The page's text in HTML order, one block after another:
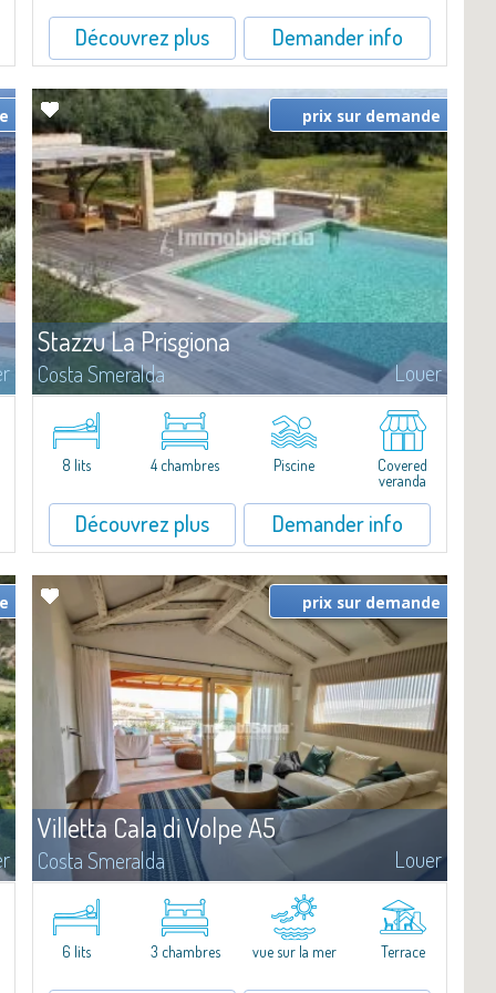
Découvrez plus Demander info
Stazzu La Prisgiona
Costa Smeralda Louer
Entouré par une généreuse végétationméditerranéenne, nous
proposons à la location "Stazzu la Prisgiona",idéal pour qui
recherche intimité et détente, sans renoncer au confort.Le corps
principal de la...
prix sur demande
8 lits 4 chambres Piscine
Covered
veranda
Découvrez plus Demander info
Villetta Cala di Volpe A5
Costa Smeralda Louer
​Elegant villetta for sale or rent in a newly built residential complex
featuring a condo swimming pool and green areas, facing the
renowned Cala di Volpe.The Residence is surrounded by the
Mediterranean maquis and...
prix sur demande
6 lits 3 chambres vue sur la mer Terrace